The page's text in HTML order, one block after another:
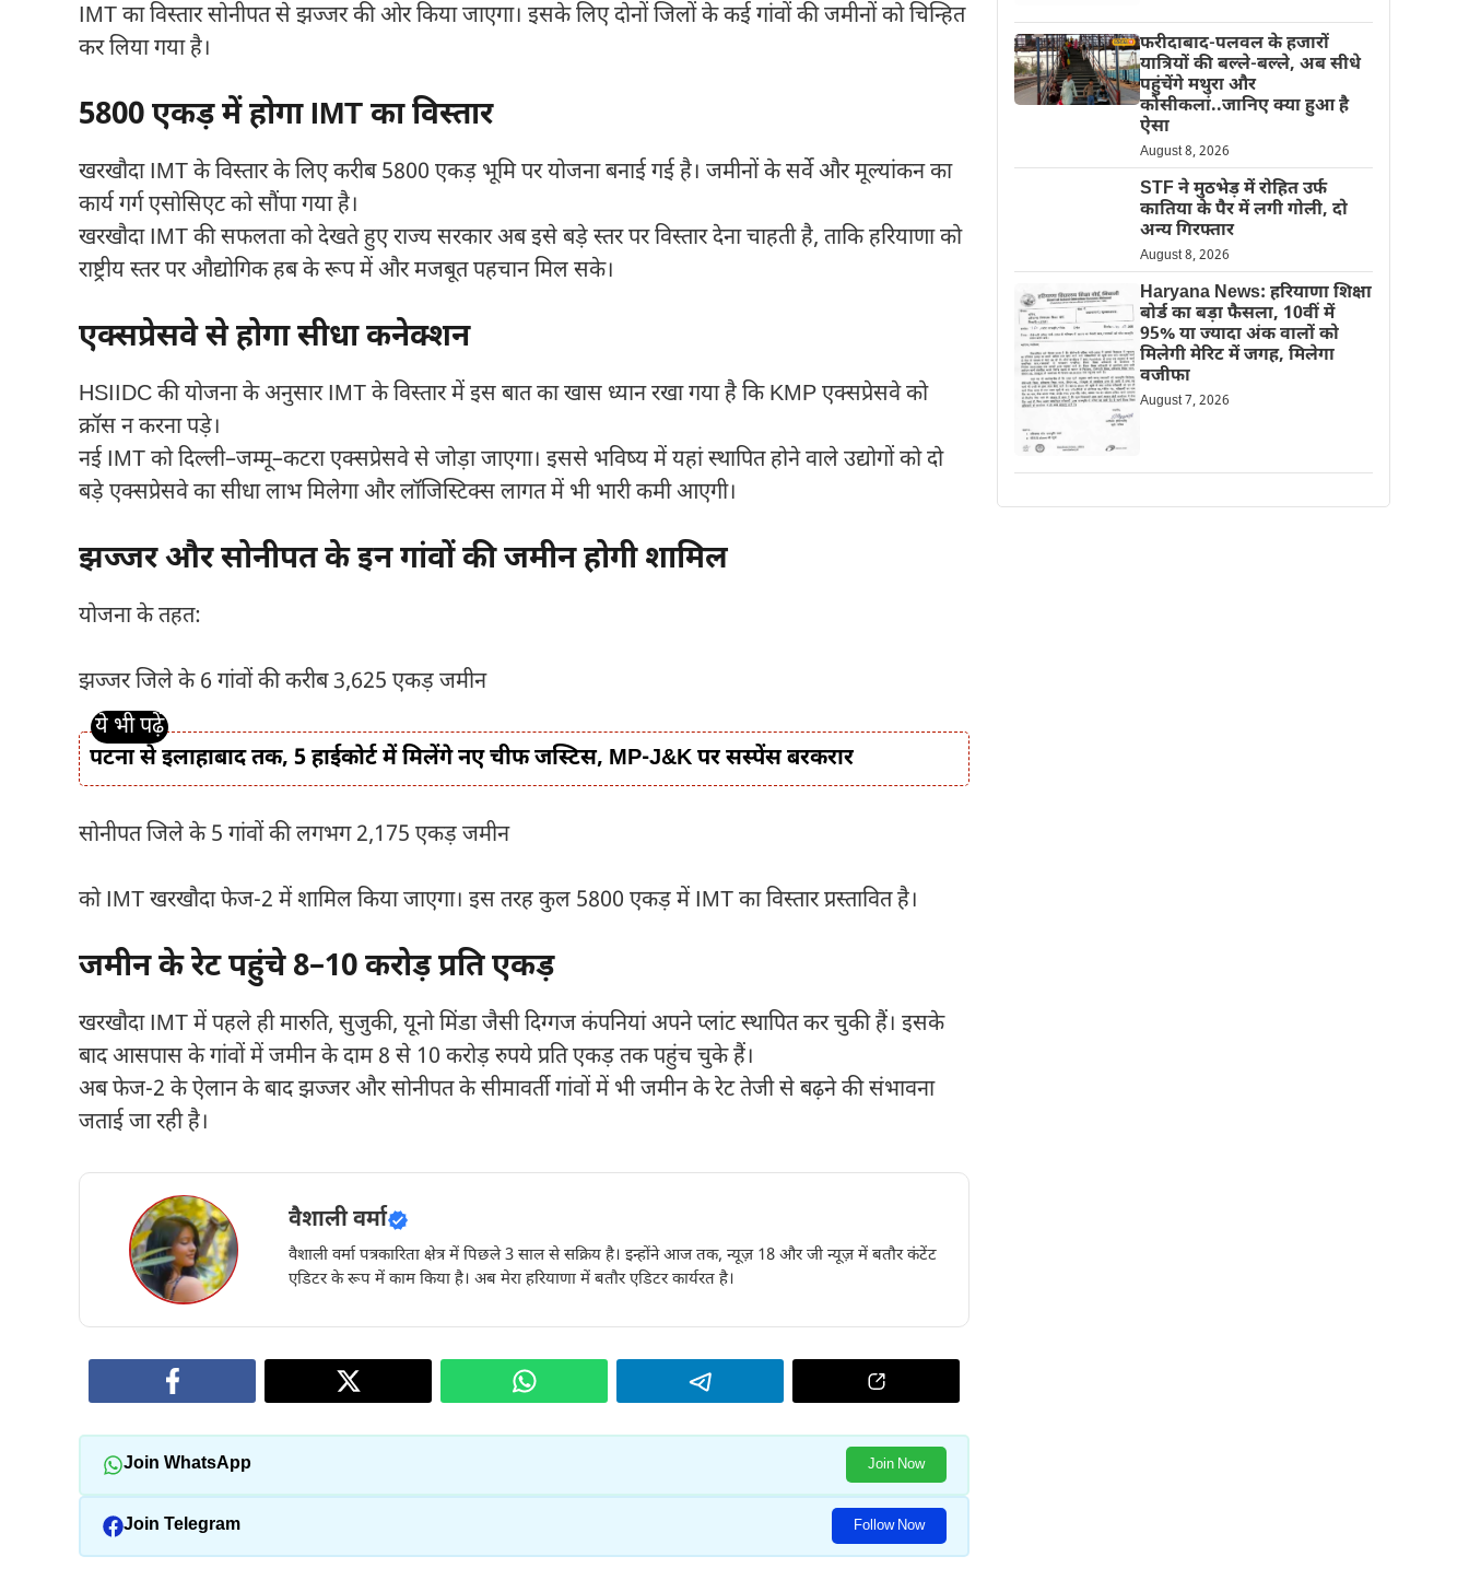
IMT का विस्तार सोनीपत से झज्जर की ओर किया जाएगा। इसके लिए दोनों जिलों के कई गांवों की जमीनों को चिन्हित
कर लिया गया है।
5800 एकड़ में होगा IMT का विस्तार
खरखौदा IMT के विस्तार के लिए करीब 5800 एकड़ भूमि पर योजना बनाई गई है। जमीनों के सर्वे और मूल्यांकन का
कार्य गर्ग एसोसिएट को सौंपा गया है।
खरखौदा IMT की सफलता को देखते हुए राज्य सरकार अब इसे बड़े स्तर पर विस्तार देना चाहती है, ताकि हरियाणा को
राष्ट्रीय स्तर पर औद्योगिक हब के रूप में और मजबूत पहचान मिल सके।
एक्सप्रेसवे से होगा सीधा कनेक्शन
HSIIDC की योजना के अनुसार IMT के विस्तार में इस बात का खास ध्यान रखा गया है कि KMP एक्सप्रेसवे को
क्रॉस न करना पड़े।
नई IMT को दिल्ली–जम्मू–कटरा एक्सप्रेसवे से जोड़ा जाएगा। इससे भविष्य में यहां स्थापित होने वाले उद्योगों को दो
बड़े एक्सप्रेसवे का सीधा लाभ मिलेगा और लॉजिस्टिक्स लागत में भी भारी कमी आएगी।
झज्जर और सोनीपत के इन गांवों की जमीन होगी शामिल
योजना के तहत:
झज्जर जिले के 6 गांवों की करीब 3,625 एकड़ जमीन
पटना से इलाहाबाद तक, 5 हाईकोर्ट में मिलेंगे नए चीफ जस्टिस, MP-J&K पर सस्पेंस बरकरार
सोनीपत जिले के 5 गांवों की लगभग 2,175 एकड़ जमीन
को IMT खरखौदा फेज-2 में शामिल किया जाएगा। इस तरह कुल 5800 एकड़ में IMT का विस्तार प्रस्तावित है।
जमीन के रेट पहुंचे 8–10 करोड़ प्रति एकड़
खरखौदा IMT में पहले ही मारुति, सुजुकी, यूनो मिंडा जैसी दिग्गज कंपनियां अपने प्लांट स्थापित कर चुकी हैं। इसके
बाद आसपास के गांवों में जमीन के दाम 8 से 10 करोड़ रुपये प्रति एकड़ तक पहुंच चुके हैं।
अब फेज-2 के ऐलान के बाद झज्जर और सोनीपत के सीमावर्ती गांवों में भी जमीन के रेट तेजी से बढ़ने की संभावना
जताई जा रही है।
वैशाली वर्मा
वैशाली वर्मा पत्रकारिता क्षेत्र में पिछले 3 साल से सक्रिय है। इन्होंने आज तक, न्यूज़ 18 और जी न्यूज़ में बतौर कंटेंट
एडिटर के रूप में काम किया है। अब मेरा हरियाणा में बतौर एडिटर कार्यरत है।
Join WhatsApp Join Now
Join Telegram Follow Now
फरीदाबाद-पलवल के हजारों
यात्रियों की बल्ले-बल्ले, अब सीधे
पहुंचेंगे मथुरा और
कोसीकलां..जानिए क्या हुआ है
ऐसा
August 8, 2026
STF ने मुठभेड़ में रोहित उर्फ
कातिया के पैर में लगी गोली, दो
अन्य गिरफ्तार
August 8, 2026
Haryana News: हरियाणा शिक्षा
बोर्ड का बड़ा फैसला, 10वीं में
95% या ज्यादा अंक वालों को
मिलेगी मेरिट में जगह, मिलेगा
वजीफा
August 7, 2026